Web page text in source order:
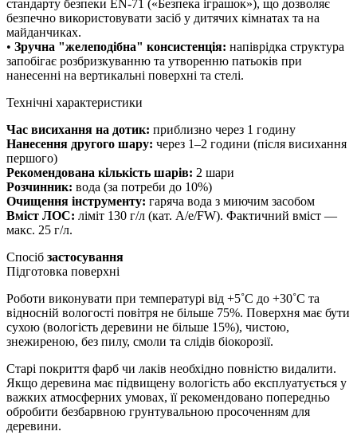
стандарту безпеки EN-71 («Безпека іграшок»), що дозволяє
безпечно використовувати засіб у дитячих кімнатах та на
майданчиках.
• Зручна "желеподібна" консистенція: напіврідка структура
запобігає розбризкуванню та утворенню патьоків при
нанесенні на вертикальні поверхні та стелі.
Технічні характеристики
Час висихання на дотик: приблизно через 1 годину
Нанесення другого шару: через 1–2 години (після висихання
першого)
Рекомендована кількість шарів: 2 шари
Розчинник: вода (за потреби до 10%)
Очищення інструменту: гаряча вода з миючим засобом
Вміст ЛОС: ліміт 130 г/л (кат. A/e/FW). Фактичний вміст —
макс. 25 г/л.
Спосіб застосування
Підготовка поверхні
Роботи виконувати при температурі від +5˚С до +30˚С та
відносній вологості повітря не більше 75%. Поверхня має бути
сухою (вологість деревини не більше 15%), чистою,
знежиреною, без пилу, смоли та слідів біокорозії.
Старі покриття фарб чи лаків необхідно повністю видалити.
Якщо деревина має підвищену вологість або експлуатується у
важких атмосферних умовах, її рекомендовано попередньо
обробити безбарвною грунтувальною просоченням для
деревини.